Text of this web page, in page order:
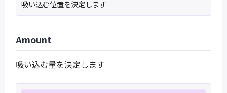
吸い込む位置を決定します
Amount
吸い込む量を決定します